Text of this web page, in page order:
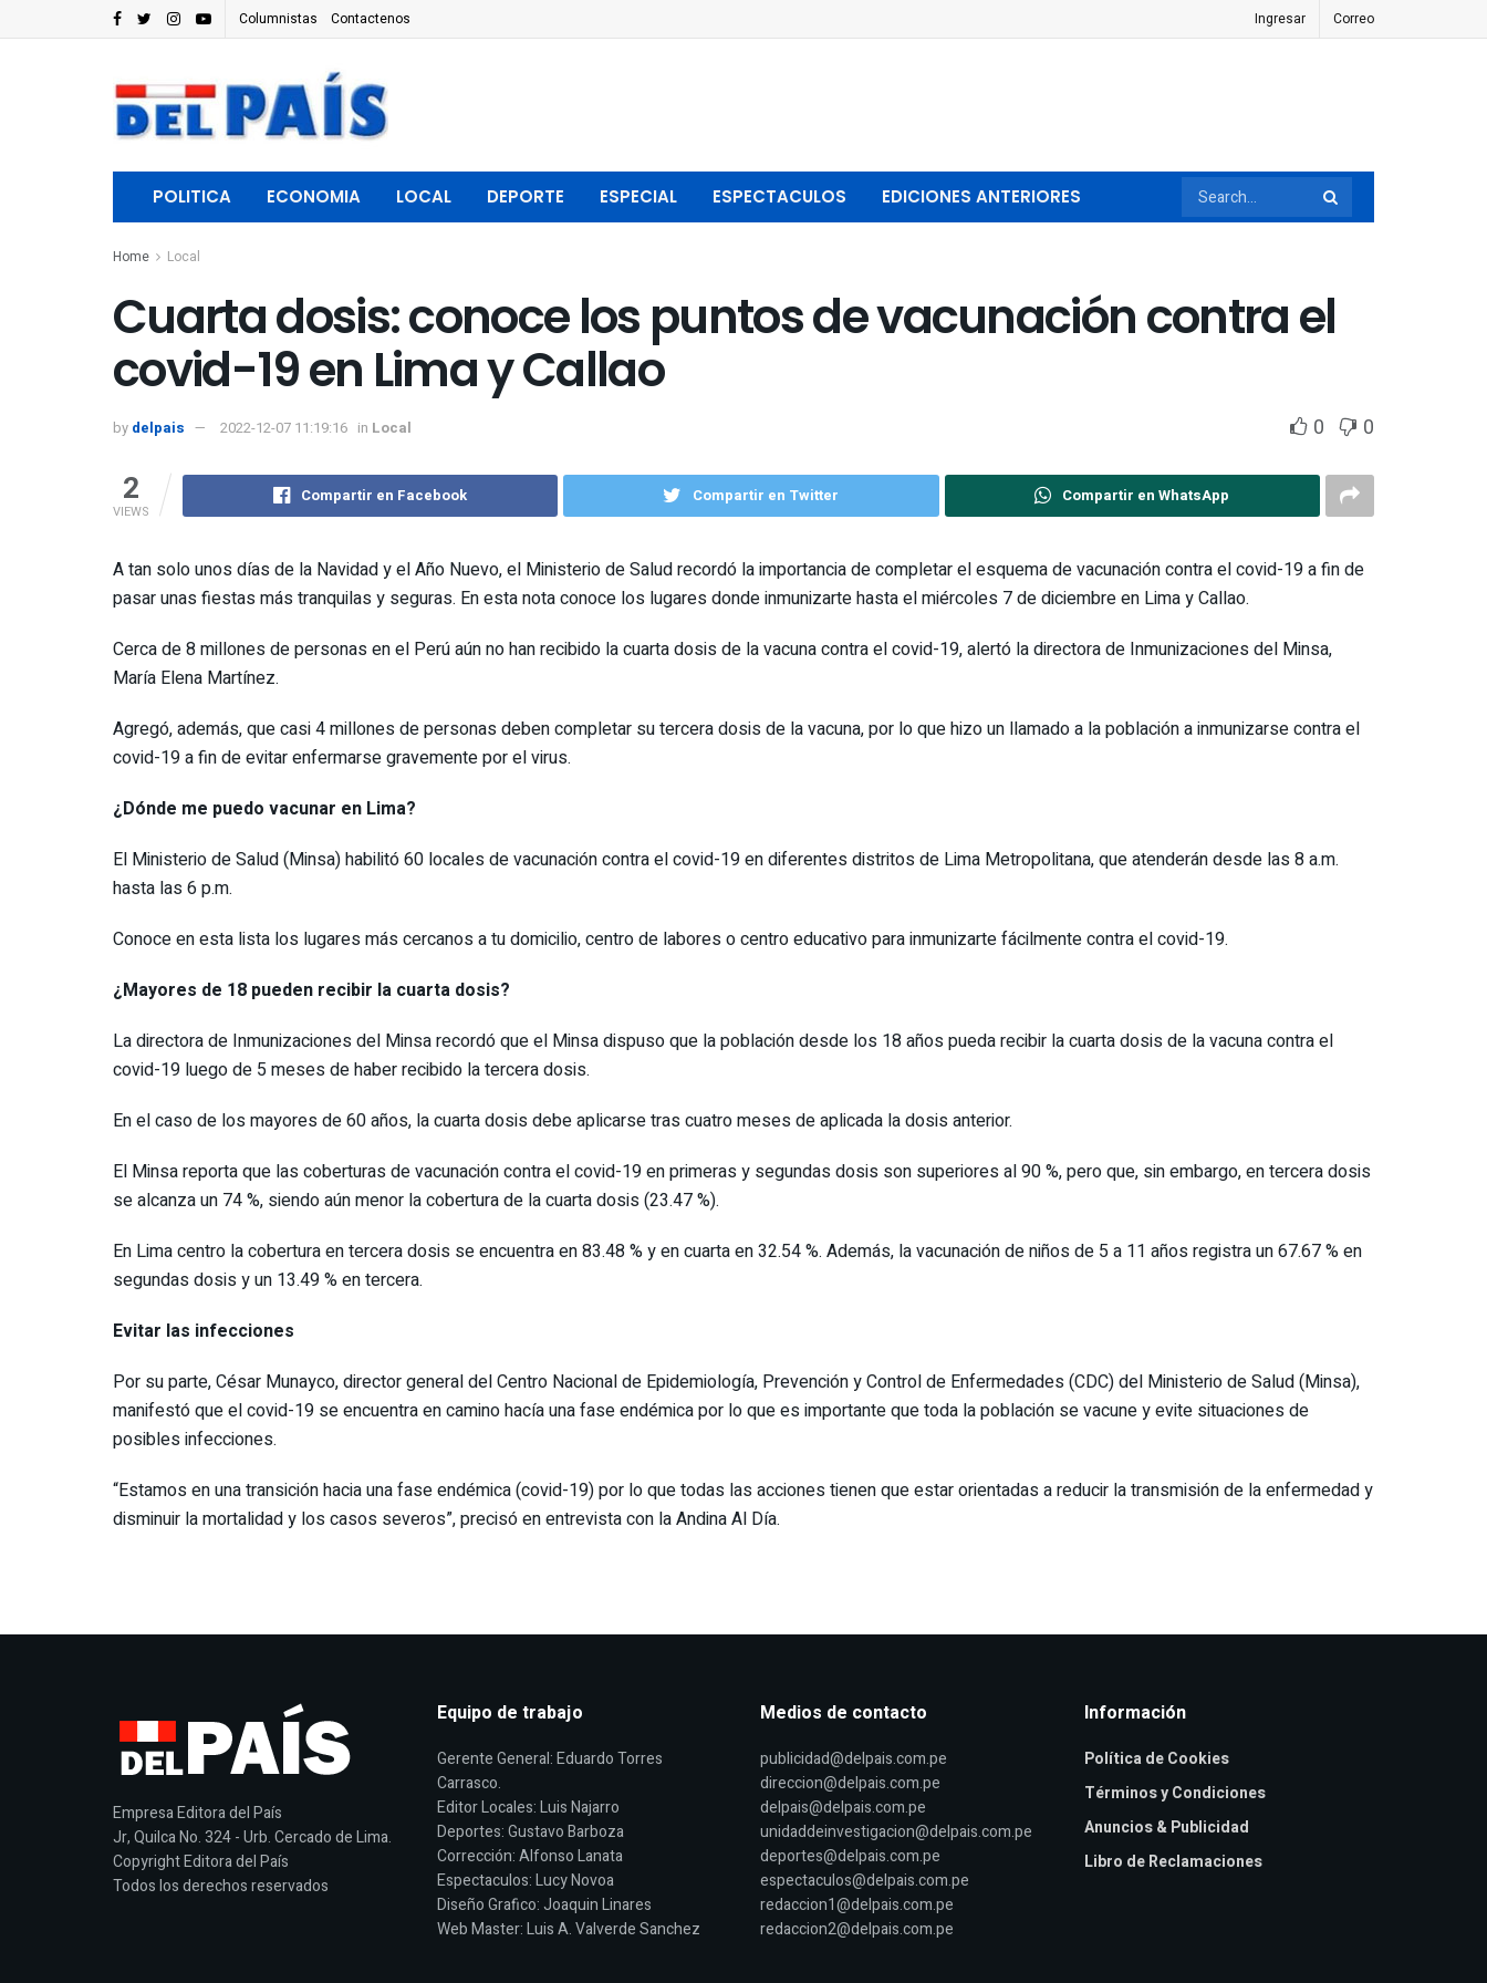
Columnistas Contactenos Ingresar Correo
POLITICA ECONOMIA LOCAL DEPORTE ESPECIAL ESPECTACULOS EDICIONES ANTERIORES
Home Local
Cuarta dosis: conoce los puntos de vacunación contra el
covid-19 en Lima y Callao
by delpais 2022-12-07 11:19:16 in Local 0 0
2
VIEWS
Compartir en Facebook Compartir en Twitter Compartir en WhatsApp
A tan solo unos días de la Navidad y el Año Nuevo, el Ministerio de Salud recordó la importancia de completar el esquema de vacunación contra el covid-19 a fin de
pasar unas fiestas más tranquilas y seguras. En esta nota conoce los lugares donde inmunizarte hasta el miércoles 7 de diciembre en Lima y Callao.
Cerca de 8 millones de personas en el Perú aún no han recibido la cuarta dosis de la vacuna contra el covid-19, alertó la directora de Inmunizaciones del Minsa,
María Elena Martínez.
Agregó, además, que casi 4 millones de personas deben completar su tercera dosis de la vacuna, por lo que hizo un llamado a la población a inmunizarse contra el
covid-19 a fin de evitar enfermarse gravemente por el virus.
¿Dónde me puedo vacunar en Lima?
El Ministerio de Salud (Minsa) habilitó 60 locales de vacunación contra el covid-19 en diferentes distritos de Lima Metropolitana, que atenderán desde las 8 a.m.
hasta las 6 p.m.
Conoce en esta lista los lugares más cercanos a tu domicilio, centro de labores o centro educativo para inmunizarte fácilmente contra el covid-19.
¿Mayores de 18 pueden recibir la cuarta dosis?
La directora de Inmunizaciones del Minsa recordó que el Minsa dispuso que la población desde los 18 años pueda recibir la cuarta dosis de la vacuna contra el
covid-19 luego de 5 meses de haber recibido la tercera dosis.
En el caso de los mayores de 60 años, la cuarta dosis debe aplicarse tras cuatro meses de aplicada la dosis anterior.
El Minsa reporta que las coberturas de vacunación contra el covid-19 en primeras y segundas dosis son superiores al 90 %, pero que, sin embargo, en tercera dosis
se alcanza un 74 %, siendo aún menor la cobertura de la cuarta dosis (23.47 %).
En Lima centro la cobertura en tercera dosis se encuentra en 83.48 % y en cuarta en 32.54 %. Además, la vacunación de niños de 5 a 11 años registra un 67.67 % en
segundas dosis y un 13.49 % en tercera.
Evitar las infecciones
Por su parte, César Munayco, director general del Centro Nacional de Epidemiología, Prevención y Control de Enfermedades (CDC) del Ministerio de Salud (Minsa),
manifestó que el covid-19 se encuentra en camino hacía una fase endémica por lo que es importante que toda la población se vacune y evite situaciones de
posibles infecciones.
“Estamos en una transición hacia una fase endémica (covid-19) por lo que todas las acciones tienen que estar orientadas a reducir la transmisión de la enfermedad y
disminuir la mortalidad y los casos severos”, precisó en entrevista con la Andina Al Día.
Empresa Editora del País
Jr, Quilca No. 324 - Urb. Cercado de Lima.
Copyright Editora del País
Todos los derechos reservados
Equipo de trabajo
Gerente General: Eduardo Torres
Carrasco.
Editor Locales: Luis Najarro
Deportes: Gustavo Barboza
Corrección: Alfonso Lanata
Espectaculos: Lucy Novoa
Diseño Grafico: Joaquin Linares
Web Master: Luis A. Valverde Sanchez
Medios de contacto
publicidad@delpais.com.pe
direccion@delpais.com.pe
delpais@delpais.com.pe
unidaddeinvestigacion@delpais.com.pe
deportes@delpais.com.pe
espectaculos@delpais.com.pe
redaccion1@delpais.com.pe
redaccion2@delpais.com.pe
Información
Política de Cookies
Términos y Condiciones
Anuncios & Publicidad
Libro de Reclamaciones